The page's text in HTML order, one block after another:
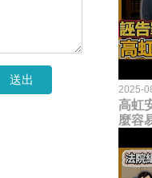
送出
2025-
高虹
麼容